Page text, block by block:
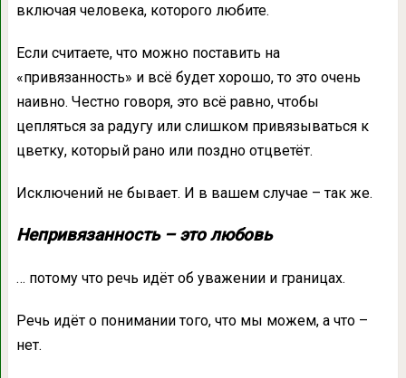
включая человека, которого любите.
Если считаете, что можно поставить на
«привязанность» и всё будет хорошо, то это очень
наивно. Честно говоря, это всё равно, чтобы
цепляться за радугу или слишком привязываться к
цветку, который рано или поздно отцветёт.
Исключений не бывает. И в вашем случае – так же.
Непривязанность – это любовь
… потому что речь идёт об уважении и границах.
Речь идёт о понимании того, что мы можем, а что –
нет.